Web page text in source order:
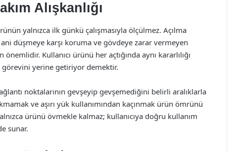
Alışkanlığı
yalnızca ilk günkü çalışmasıyla ölçülmez. Açılma
düşmeye karşı koruma ve gövdeye zarar vermeyen
Kullanıcı ürünü her açtığında aynı kararlılığı
yerine getiriyor demektir.
noktalarının gevşeyip gevşemediğini belirli aralıklarla
ve aşırı yük kullanımından kaçınmak ürün ömrünü
ürünü övmekle kalmaz; kullanıcıya doğru kullanım
sunar.